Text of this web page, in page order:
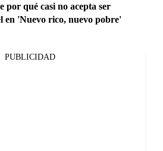
por qué casi no acepta ser
en 'Nuevo rico, nuevo pobre'
PUBLICIDAD